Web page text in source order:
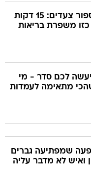
תפסיקו לספור צעדים: 15 דקות
משפרת בריאות
לכם סדר - מי
מתאימה לעמדות
שמפתיעה גברים
ואיש לא מדבר עליה